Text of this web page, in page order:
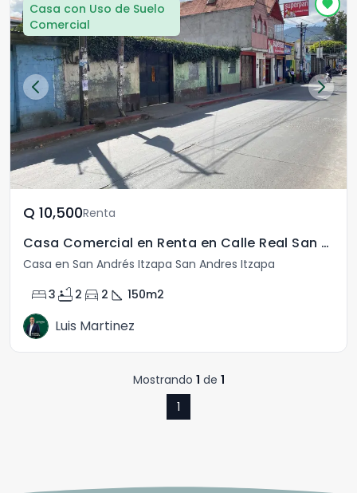
Casa con Uso de Suelo
Comercial
Q	10,500Renta
Casa Comercial en Renta en Calle Real San Andrés Itzapa
Casa en San Andrés Itzapa San Andres Itzapa
bed3 bathtub 2 directions_car 2 square_foot 150m2
Luis Martinez
Mostrando 1 de 1
1